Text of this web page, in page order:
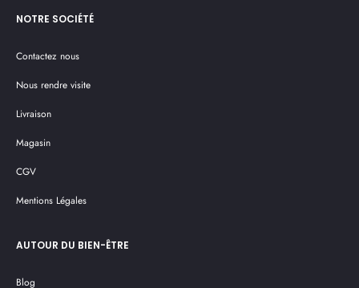
NOTRE SOCIÉTÉ
Contactez nous
Nous rendre visite
Livraison
Magasin
CGV
Mentions Légales
AUTOUR DU BIEN-ÊTRE
Blog